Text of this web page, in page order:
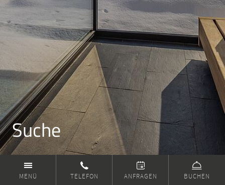
Suche
≡
MENÜ
✆
TELEFON

ANFRAGEN

BUCHEN